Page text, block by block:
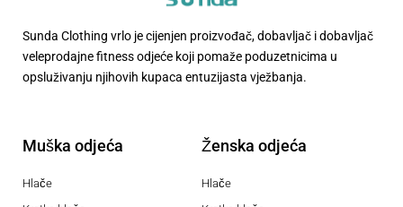
Sunda Clothing vrlo je cijenjen proizvođač, dobavljač i dobavljač
veleprodajne fitness odjeće koji pomaže poduzetnicima u
opsluživanju njihovih kupaca entuzijasta vježbanja.
Muška odjeća
Hlače
Ženska odjeća
Hlače